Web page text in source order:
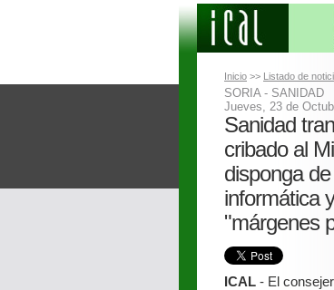
Inicio >> Listado de
SORIA - SANIDAD
Jueves, 23 de
Sanidad
cribado al
disponga
informática
"márgenes
ICAL - El